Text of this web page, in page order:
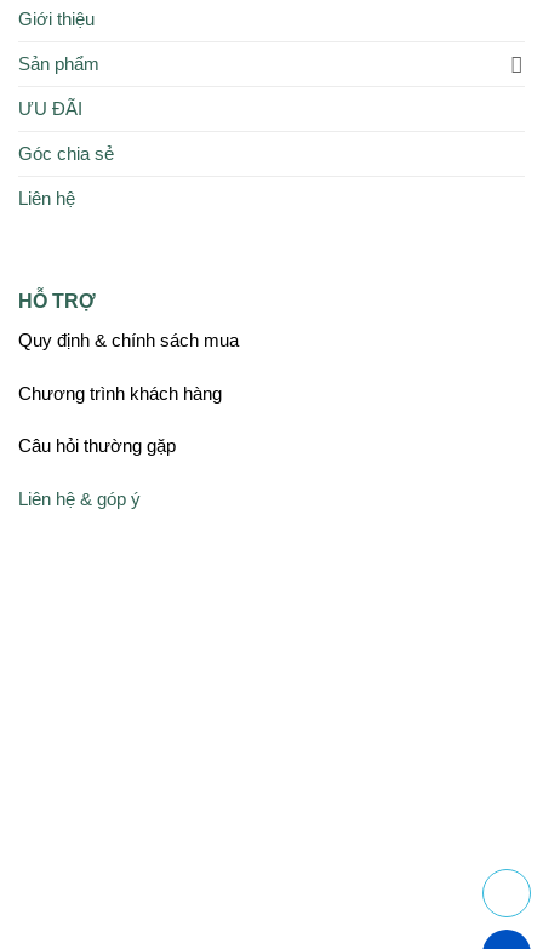
Giới thiệu
Sản phẩm
ƯU ĐÃI
Góc chia sẻ
Liên hệ
HỖ TRỢ
Quy định & chính sách mua
Chương trình khách hàng
Câu hỏi thường gặp
Liên hệ & góp ý